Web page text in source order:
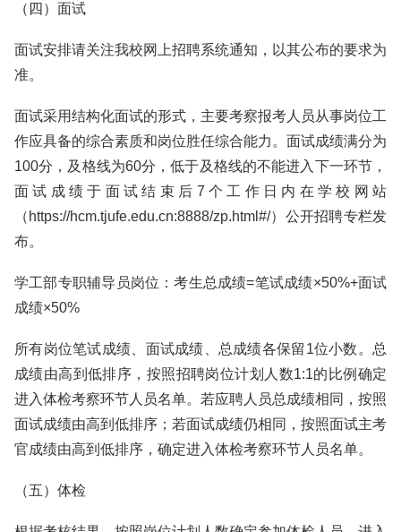
（四）面试
面试安排请关注我校网上招聘系统通知，以其公布的要求为
准。
面试采用结构化面试的形式，主要考察报考人员从事岗位工
作应具备的综合素质和岗位胜任综合能力。面试成绩满分为
100分，及格线为60分，低于及格线的不能进入下一环节，
面试成绩于面试结束后7个工作日内在学校网站
（https://hcm.tjufe.edu.cn:8888/zp.html#/）公开招聘专栏发
布。
学工部专职辅导员岗位：考生总成绩=笔试成绩×50%+面试
成绩×50%
所有岗位笔试成绩、面试成绩、总成绩各保留1位小数。总
成绩由高到低排序，按照招聘岗位计划人数1:1的比例确定
进入体检考察环节人员名单。若应聘人员总成绩相同，按照
面试成绩由高到低排序；若面试成绩仍相同，按照面试主考
官成绩由高到低排序，确定进入体检考察环节人员名单。
（五）体检